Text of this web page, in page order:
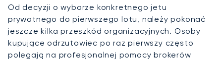
Od decyzji o wyborze konkretnego jetu
prywatnego do pierwszego lotu, należy pokonać
jeszcze kilka przeszkód organizacyjnych. Osoby
kupujące odrzutowiec po raz pierwszy często
polegają na profesjonalnej pomocy brokerów